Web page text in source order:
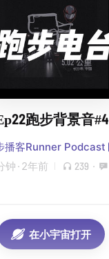
跑步背景音#4
播客Runner Podcast
钟 · 2年前 239 ·
在小宇宙打开